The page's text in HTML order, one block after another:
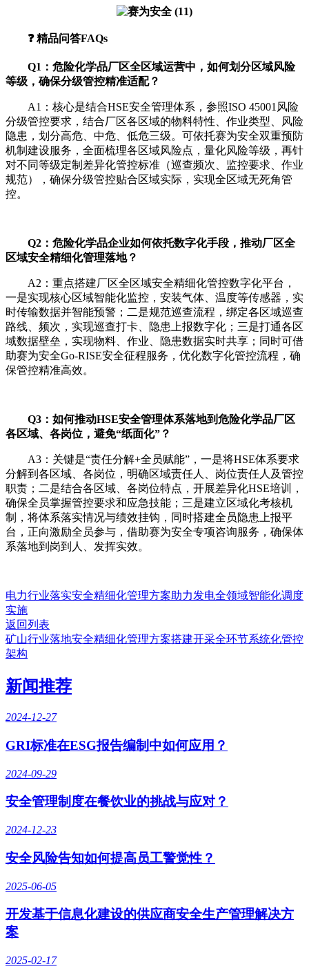
❓ 精品问答FAQs
Q1：危险化学品厂区全区域运营中，如何划分区域风险
等级，确保分级管控精准适配？
A1：核心是结合HSE安全管理体系，参照ISO 45001风险
分级管控要求，结合厂区各区域的物料特性、作业类型、风险
隐患，划分高危、中危、低危三级。可依托赛为安全双重预防
机制建设服务，全面梳理各区域风险点，量化风险等级，再针
对不同等级定制差异化管控标准（巡查频次、监控要求、作业
规范），确保分级管控贴合区域实际，实现全区域无死角管
控。
Q2：危险化学品企业如何依托数字化手段，推动厂区全
区域安全精细化管理落地？
A2：重点搭建厂区全区域安全精细化管控数字化平台，
一是实现核心区域智能化监控，安装气体、温度等传感器，实
时传输数据并智能预警；二是规范巡查流程，绑定各区域巡查
路线、频次，实现巡查打卡、隐患上报数字化；三是打通各区
域数据壁垒，实现物料、作业、隐患数据实时共享；同时可借
助赛为安全Go-RISE安全征程服务，优化数字化管控流程，确
保管控精准高效。
Q3：如何推动HSE安全管理体系落地到危险化学品厂区
各区域、各岗位，避免“纸面化”？
A3：关键是“责任分解+全员赋能”，一是将HSE体系要求
分解到各区域、各岗位，明确区域责任人、岗位责任人及管控
职责；二是结合各区域、各岗位特点，开展差异化HSE培训，
确保全员掌握管控要求和应急技能；三是建立区域化考核机
制，将体系落实情况与绩效挂钩，同时搭建全员隐患上报平
台，正向激励全员参与，借助赛为安全专项咨询服务，确保体
系落地到岗到人、发挥实效。
电力行业落实安全精细化管理方案助力发电全领域智能化调度
实施
返回列表
矿山行业落地安全精细化管理方案搭建开采全环节系统化管控
架构
新闻推荐
2024-12-27
GRI标准在ESG报告编制中如何应用？
2024-09-29
安全管理制度在餐饮业的挑战与应对？
2024-12-23
安全风险告知如何提高员工警觉性？
2025-06-05
开发基于信息化建设的供应商安全生产管理解决方
案
2025-02-17